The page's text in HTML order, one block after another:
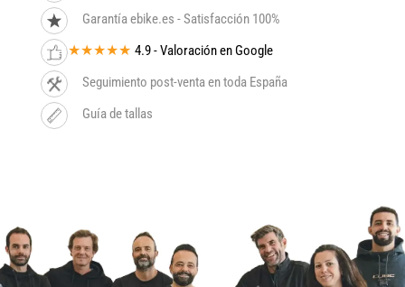
Garantía ebike.es - Satisfacción 100%
★★★★★ 4.9 - Valoración en Google
Seguimiento post-venta en toda España
Guía de tallas